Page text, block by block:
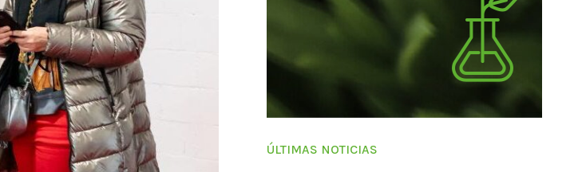
ÚLTIMAS NOTICIAS